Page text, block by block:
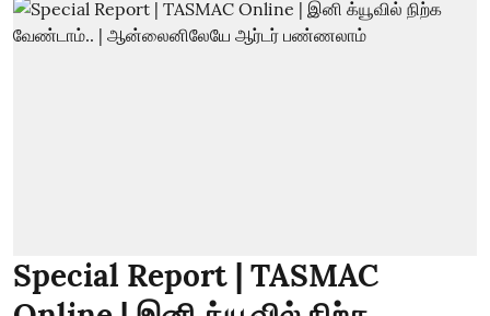
Special Report | TASMAC